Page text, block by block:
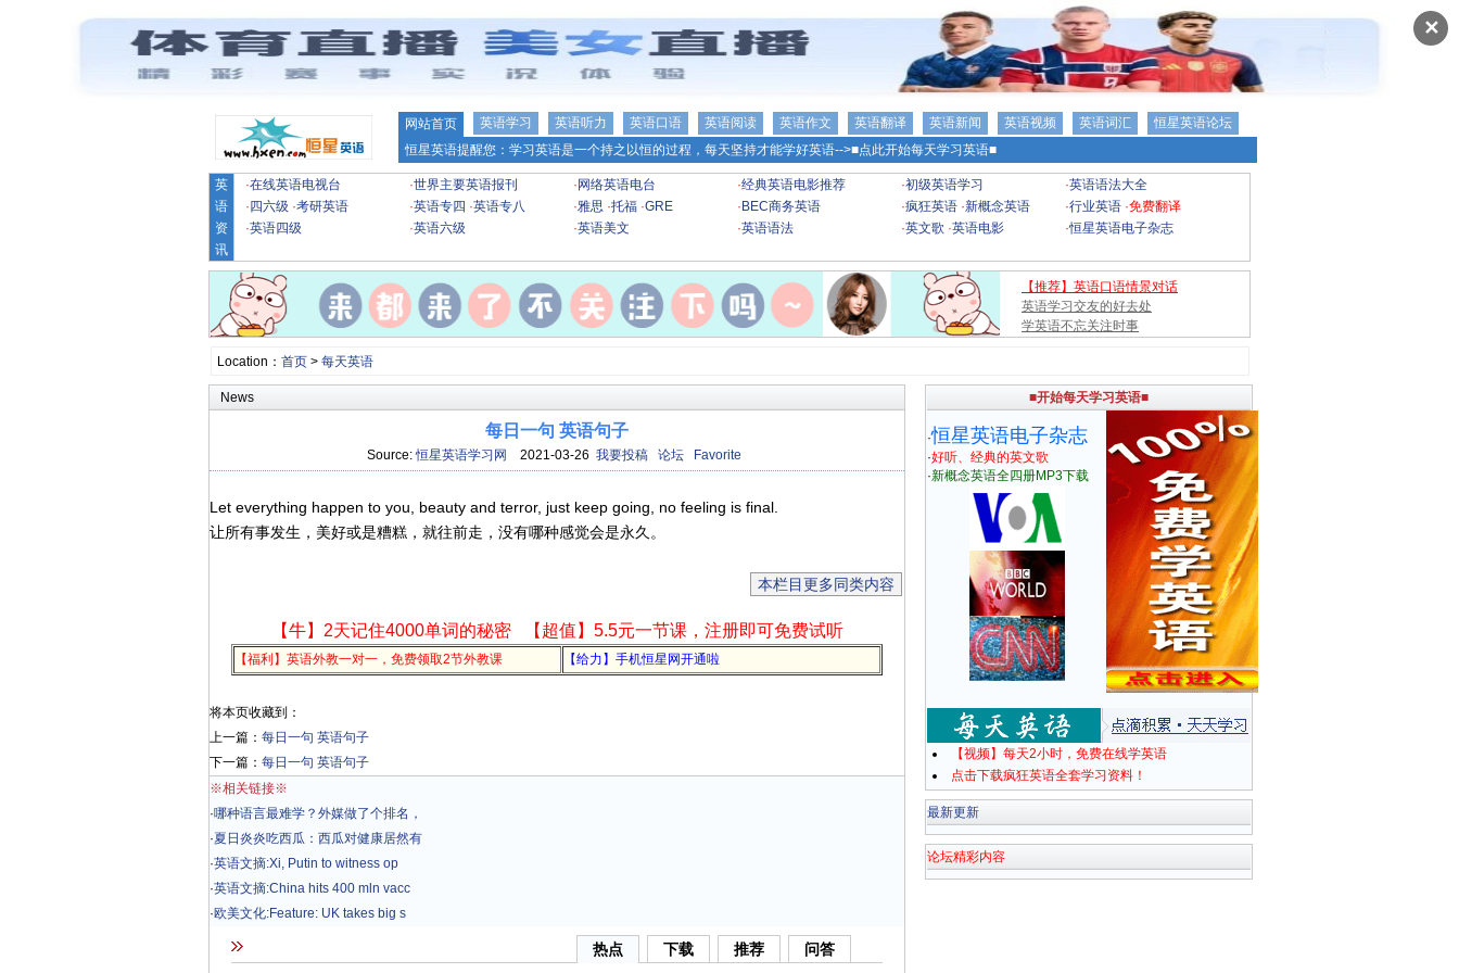
✕
网站首页 英语学习 英语听力 英语口语 英语阅读 英语作文 英语翻译 英语新闻 英语视频 英语词汇
恒星英语论坛
恒星英语提醒您：学习英语是一个持之以恒的过程，每天坚持才能学好英语-->■点此开始每天学习英语■
英
语
资
讯
·在线英语电视台 ·世界主要英语报刊 · 网络英语电台 ·经典英语电影推荐 ·初级英语学习 ·英语语法大全
· 四六级 ·考研英语 ·英语专四 ·英语专八 ·雅思 ·托福 ·GRE · BEC商务英语 ·疯狂英语 ·新概念英语 ·行业英语 ·免费翻译
·英语四级 ·英语六级 ·英语美文 ·英语语法 ·英文歌 ·英语电影 ·恒星英语电子杂志
【推荐】英语口语情景对话
英语学习交友的好去处
学英语不忘关注时事
Location： 首页> 每天英语
News
每日一句 英语句子
Source:恒星英语学习网 2021-03-26 我要投稿 论坛 Favorite
Let everything happen to you, beauty and terror, just keep going, no feeling is final.
让所有事发生，美好或是糟糕，就往前走，没有哪种感觉会是永久。
本栏目更多同类内容
【牛】2天记住4000单词的秘密 【超值】5.5元一节课，注册即可免费试听
【福利】英语外教一对一，免费领取2节外教课 【给力】手机恒星网开通啦
将本页收藏到：
上一篇： 每日一句 英语句子
下一篇： 每日一句 英语句子
※相关链接※
·哪种语言最难学？外媒做了个排名，
·夏日炎炎吃西瓜：西瓜对健康居然有
·英语文摘:Xi, Putin to witness op
·英语文摘:China hits 400 mln vacc
·欧美文化:Feature: UK takes big s
热点 下载 推荐 问答
■开始每天学习英语■
·恒星英语电子杂志
·好听、经典的英文歌
·新概念英语全四册MP3下载
【视频】每天2小时，免费在线学英语
点击下载疯狂英语全套学习资料！
最新更新
论坛精彩内容